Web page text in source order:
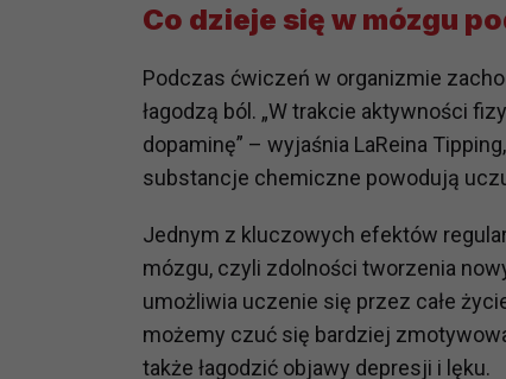
Co dzieje się w mózgu
Podczas ćwiczeń w organizmie
łagodzą ból. „W trakcie aktywności
dopaminę” – wyjaśnia LaReina
substancje chemiczne powodują
Jednym z kluczowych efektów
mózgu, czyli zdolności tworzenia
umożliwia uczenie się przez całe
możemy czuć się bardziej
także łagodzić objawy depresji i lęku.